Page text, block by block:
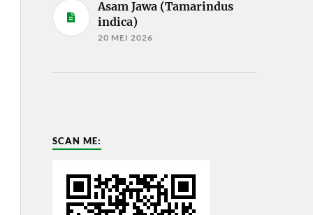
Asam Jawa (Tamarindus
indica)
20 MEI 2026
SCAN ME: